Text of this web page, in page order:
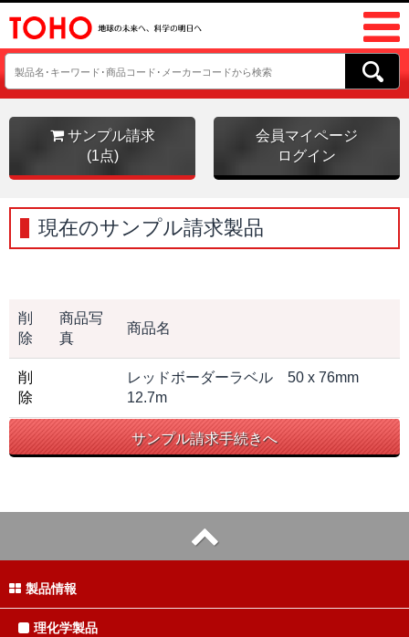
サンプル請求
(1点)
会員マイページ
ログイン
現在のサンプル請求製品
削
除
商品写
真
商品名
削
除
レッドボーダーラベル 50 x 76mm
12.7m
サンプル請求手続きへ
製品情報
理化学製品